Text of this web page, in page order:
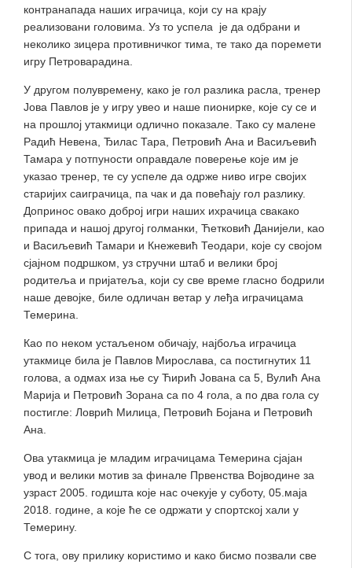
контранапада наших играчица, који су на крају
реализовани головима. Уз то успела је да одбрани и
неколико зицера противничког тима, те тако да поремети
игру Петроварадина.
У другом полувремену, како је гол разлика расла, тренер
Јова Павлов је у игру увео и наше пионирке, које су се и
на прошлој утакмици одлично показале. Тако су малене
Радић Невена, Ђилас Тара, Петровић Ана и Васиљевић
Тамара у потпуности оправдале поверење које им је
указао тренер, те су успеле да одрже ниво игре својих
старијих саиграчица, па чак и да повећају гол разлику.
Допринос овако доброј игри наших ихрачица свакако
припада и нашој другој голманки, Ћетковић Данијели, као
и Васиљевић Тамари и Кнежевић Теодари, које су својом
сјајном подршком, уз стручни штаб и велики број
родитеља и пријатеља, који су све време гласно бодрили
наше девојке, биле одличан ветар у леђа играчицама
Темерина.
Као по неком устаљеном обичају, најбоља играчица
утакмице била је Павлов Мирослава, са постигнутих 11
голова, а одмах иза ње су Ћирић Јована са 5, Вулић Ана
Марија и Петровић Зорана са по 4 гола, а по два гола су
постигле: Ловрић Милица, Петровић Бојана и Петровић
Ана.
Ова утакмица је младим играчицама Темерина сјајан
увод и велики мотив за финале Првенства Војводине за
узраст 2005. годишта које нас очекује у суботу, 05.маја
2018. године, а које ће се одржати у спортској хали у
Темерину.
С тога, ову прилику користимо и како бисмо позвали све